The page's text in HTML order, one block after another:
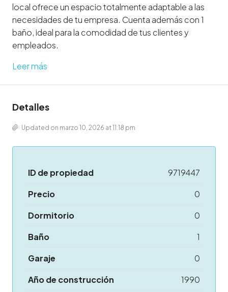
local ofrece un espacio totalmente adaptable a las
necesidades de tu empresa. Cuenta además con 1
baño, ideal para la comodidad de tus clientes y
empleados.
Leer más
Detalles
Updated on marzo 10, 2026 at 11:18 pm
ID de propiedad
9719447
Precio
0
Dormitorio
0
Baño
1
Garaje
0
Año de construcción
1990